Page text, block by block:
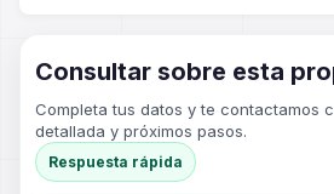
Consultar sobre esta
Completa tus datos y te contactamos
detallada y próximos pasos.
Respuesta rápida